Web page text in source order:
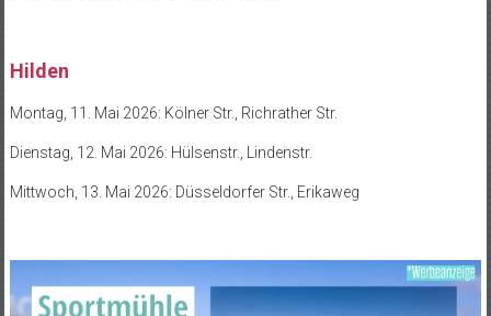
Hilden
Montag, 11. Mai 2026: Kölner Str., Richrather Str.
Dienstag, 12. Mai 2026: Hülsenstr., Lindenstr.
Mittwoch, 13. Mai 2026: Düsseldorfer Str., Erikaweg